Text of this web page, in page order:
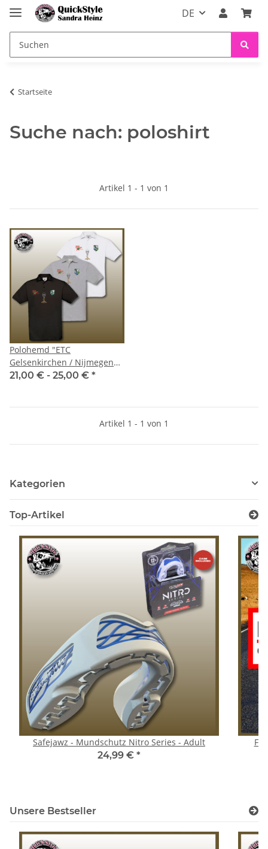
DE
Startseite
Suche nach: poloshirt
Artikel 1 - 1 von 1
Polohemd "ETC
Gelsenkirchen / Nijmegen
Mixstars"
21,00 € - 25,00 € *
Artikel 1 - 1 von 1
Kategorien
Top-Artikel
Safejawz - Mundschutz Nitro Series - Adult
24,99 € *
Unsere Bestseller